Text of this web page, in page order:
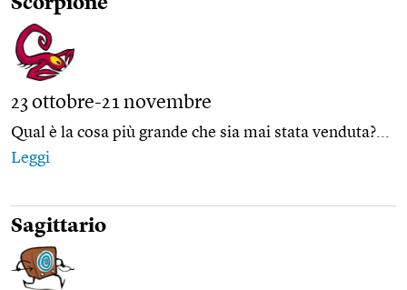
23 ottobre-21 novembre
Qual è la cosa più grande che sia mai stata venduta?...
Leggi
Sagittario